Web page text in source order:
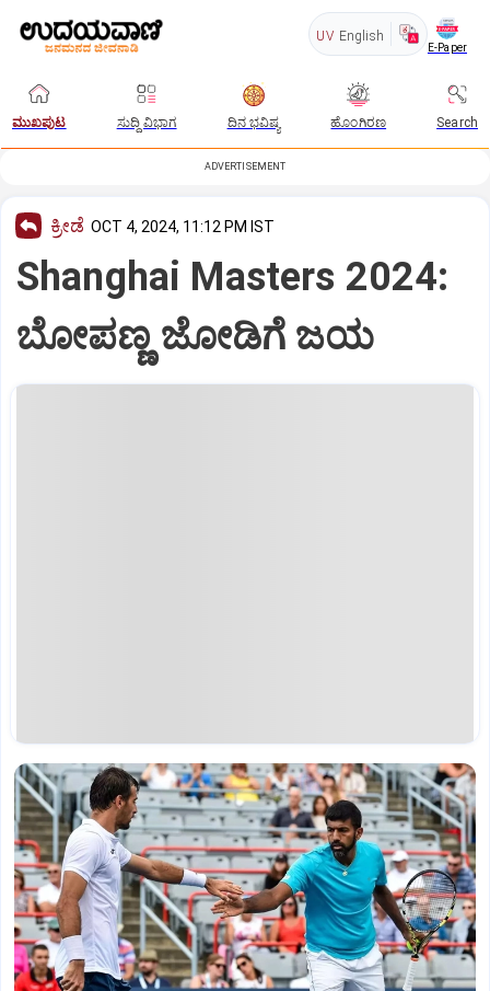
UV English
E-Paper
ಮುಖಪುಟ ಸುದ್ದಿ ವಿಭಾಗ ದಿನ ಭವಿಷ್ಯ ಹೊಂಗಿರಣ Search
ADVERTISEMENT
ಕ್ರೀಡೆ OCT 4, 2024, 11:12 PM IST
Shanghai Masters 2024:
ಬೋಪಣ್ಣ ಜೋಡಿಗೆ ಜಯ